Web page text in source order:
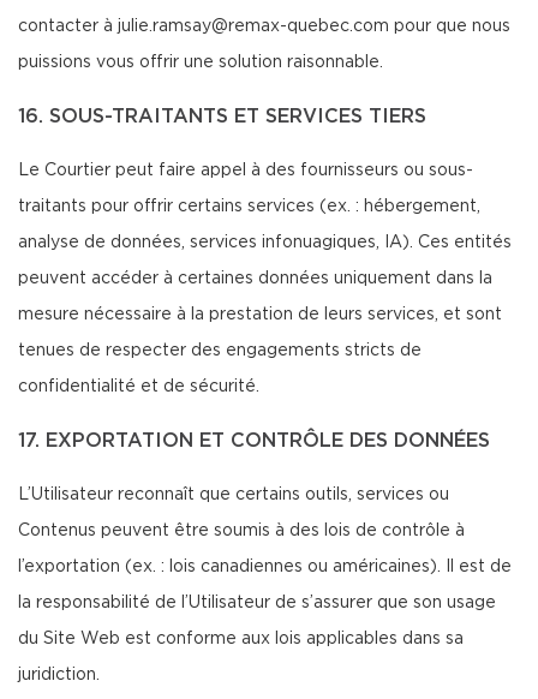
contacter à julie.ramsay@remax-quebec.com pour que nous
puissions vous offrir une solution raisonnable.
16. SOUS-TRAITANTS ET SERVICES TIERS
Le Courtier peut faire appel à des fournisseurs ou sous-
traitants pour offrir certains services (ex. : hébergement,
analyse de données, services infonuagiques, IA). Ces entités
peuvent accéder à certaines données uniquement dans la
mesure nécessaire à la prestation de leurs services, et sont
tenues de respecter des engagements stricts de
confidentialité et de sécurité.
17. EXPORTATION ET CONTRÔLE DES DONNÉES
L’Utilisateur reconnaît que certains outils, services ou
Contenus peuvent être soumis à des lois de contrôle à
l’exportation (ex. : lois canadiennes ou américaines). Il est de
la responsabilité de l’Utilisateur de s’assurer que son usage
du Site Web est conforme aux lois applicables dans sa
juridiction.